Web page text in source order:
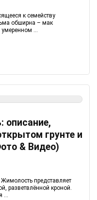
к семейству
обширна – мак
умеренном ...
описание,
грунте и
& Видео)
представляет
разветвлённой кроной.